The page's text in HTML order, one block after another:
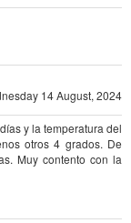
14 August, 2024
y la temperatura del
otros 4 grados. De
Muy contento con la